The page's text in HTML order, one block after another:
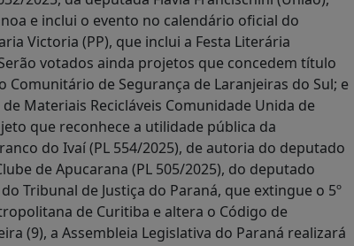
e inclui o evento no calendário oficial do
Victoria (PP), que inclui a Festa Literária
votados ainda projetos que concedem título
de Segurança de Laranjeiras do Sul; e
Materiais Recicláveis Comunidade Unida de
que reconhece a utilidade pública da
do Ivaí (PL 554/2025), de autoria do deputado
de Apucarana (PL 505/2025), do deputado
Tribunal de Justiça do Paraná, que extingue o 5º
de Curitiba e altera o Código de
(9), a Assembleia Legislativa do Paraná realizará